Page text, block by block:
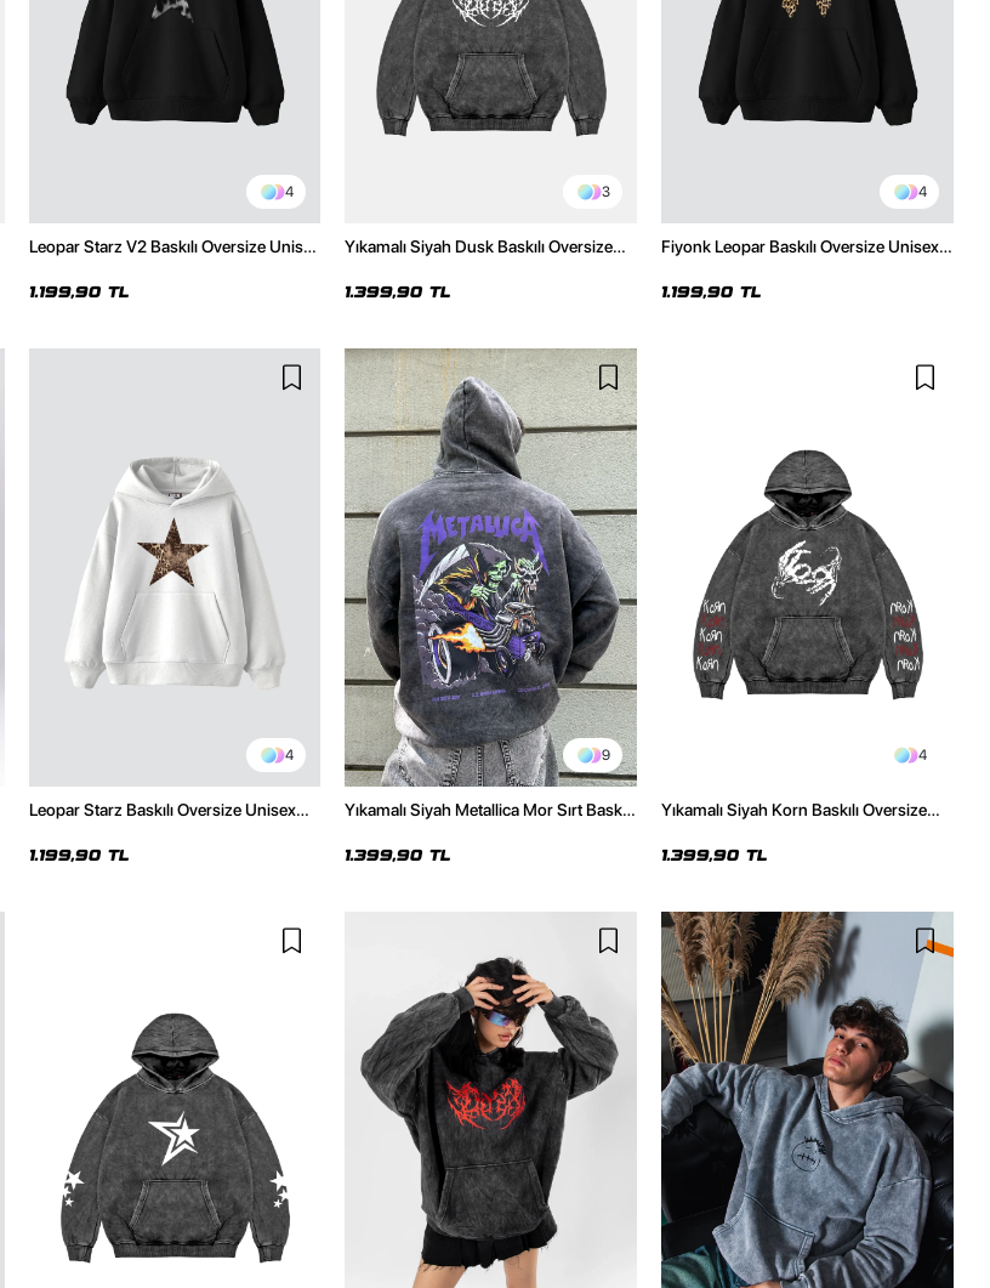
4
Leopar Starz V2 Baskılı Oversize Unisex
1.199,90 TL
3
Yıkamalı Siyah Dusk Baskılı Oversize
1.399,90 TL
4
Fiyonk Leopar Baskılı Oversize Unisex
1.199,90 TL
4
Leopar Starz Baskılı Oversize Unisex
1.199,90 TL
9
Yıkamalı Siyah Metallica Mor Sırt Baskılı
1.399,90 TL
4
Yıkamalı Siyah Korn Baskılı Oversize
1.399,90 TL